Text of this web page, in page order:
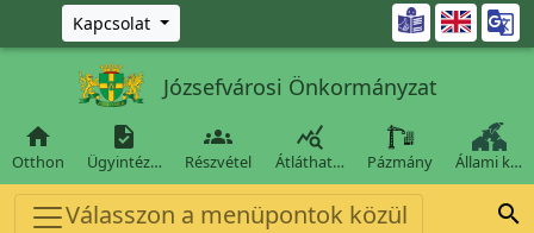
Ugrás a fő tartalomra
Kapcsolat 
Józsefvárosi Önkormányzat

Otthon

Ügyintéz…

Részvétel

Átláthat… Pázmány Állami k…
Válasszon a menüpontok közül 